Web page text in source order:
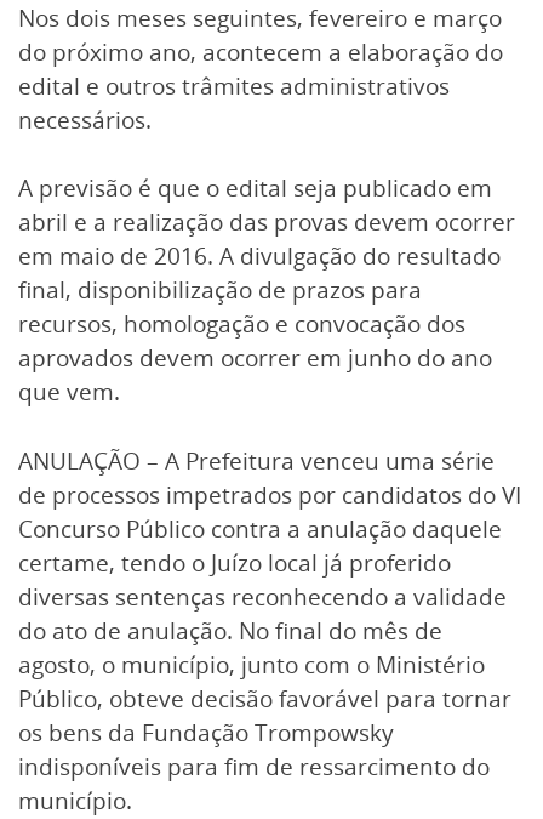
Nos dois meses seguintes, fevereiro e março
do próximo ano, acontecem a elaboração do
edital e outros trâmites administrativos
necessários.
A previsão é que o edital seja publicado em
abril e a realização das provas devem ocorrer
em maio de 2016. A divulgação do resultado
final, disponibilização de prazos para
recursos, homologação e convocação dos
aprovados devem ocorrer em junho do ano
que vem.
ANULAÇÃO – A Prefeitura venceu uma série
de processos impetrados por candidatos do VI
Concurso Público contra a anulação daquele
certame, tendo o Juízo local já proferido
diversas sentenças reconhecendo a validade
do ato de anulação. No final do mês de
agosto, o município, junto com o Ministério
Público, obteve decisão favorável para tornar
os bens da Fundação Trompowsky
indisponíveis para fim de ressarcimento do
município.